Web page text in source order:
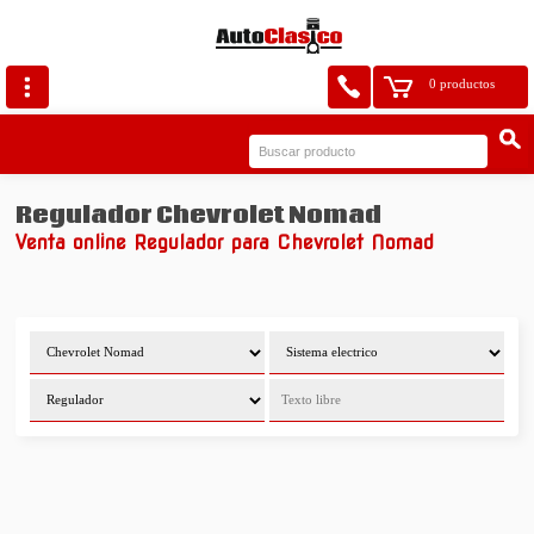
0 productos
Regulador Chevrolet Nomad
Venta online Regulador para Chevrolet Nomad